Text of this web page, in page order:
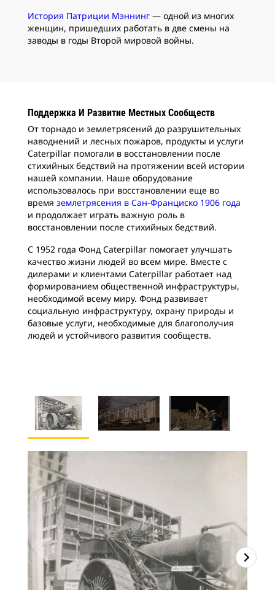
История Патриции Мэннинг — одной из многих
женщин, пришедших работать в две смены на
заводы в годы Второй мировой войны.
Поддержка И Развитие Местных Сообществ
От торнадо и землетрясений до разрушительных
наводнений и лесных пожаров, продукты и услуги
Caterpillar помогали в восстановлении после
стихийных бедствий на протяжении всей истории
нашей компании. Наше оборудование
использовалось при восстановлении еще во
время землетрясения в Сан-Франциско 1906 года
и продолжает играть важную роль в
восстановлении после стихийных бедствий.
С 1952 года Фонд Caterpillar помогает улучшать
качество жизни людей во всем мире. Вместе с
дилерами и клиентами Caterpillar работает над
формированием общественной инфраструктуры,
необходимой всему миру. Фонд развивает
социальную инфраструктуру, охрану природы и
базовые услуги, необходимые для благополучия
людей и устойчивого развития сообществ.